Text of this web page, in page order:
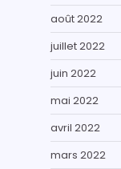
août 2022
juillet 2022
juin 2022
mai 2022
avril 2022
mars 2022